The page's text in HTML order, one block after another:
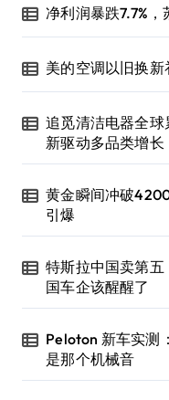
净利润暴跌7.7%
美的空调以旧换新
追觅清洁电器全
新驱动多品类增长
黄金瞬间冲破
引爆
特斯拉中国卖第
国车企该醒醒了
Peloton 新车实测
是那个机械音